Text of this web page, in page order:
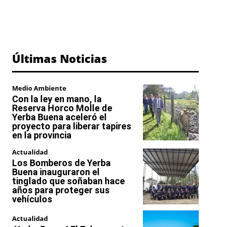
Últimas Noticias
Medio Ambiente
Con la ley en mano, la
Reserva Horco Molle de
Yerba Buena aceleró el
proyecto para liberar tapires
en la provincia
Actualidad
Los Bomberos de Yerba
Buena inauguraron el
tinglado que soñaban hace
años para proteger sus
vehículos
Actualidad